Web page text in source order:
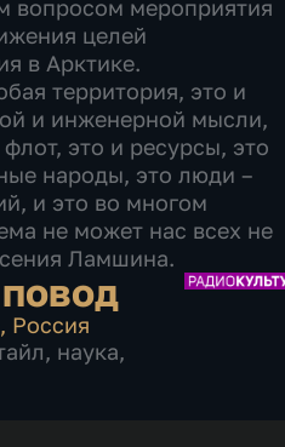
вопросом мероприятия
целей
в Арктике.
территория, это и
и инженерной мысли,
это и ресурсы, это
народы, это люди –
и это во многом
не может нас всех не
Ламшина.
, Россия
, наука,